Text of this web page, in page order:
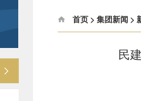
首页 > 集团新闻 >
民